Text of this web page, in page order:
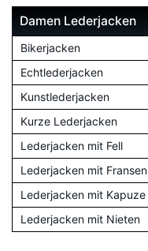
Damen Lederjacken
Bikerjacken
Echtlederjacken
Kunstlederjacken
Kurze Lederjacken
Lederjacken mit Fell
Lederjacken mit Fransen
Lederjacken mit Kapuze
Lederjacken mit Nieten